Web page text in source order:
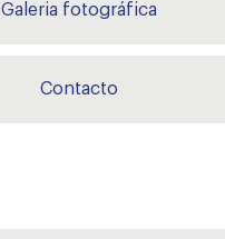
Galeria fotográfica
Contacto